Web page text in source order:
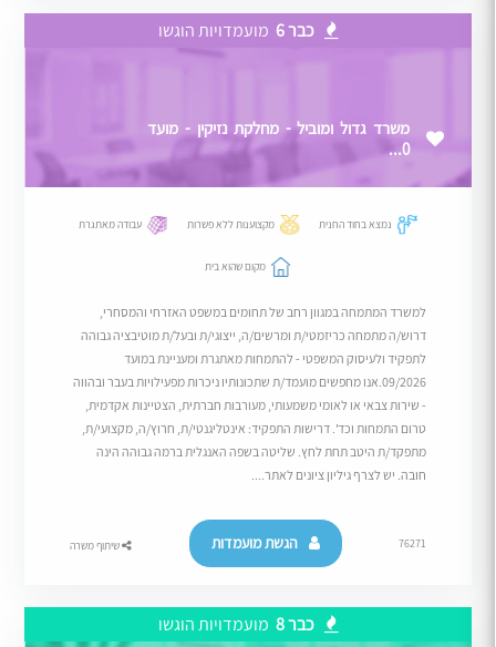
כבר 6 מועמדויות הוגשו
משרד גדול ומוביל - מחלקת נזיקין - מועד
0...
נמצא בחוד החנית מקצוענות ללא פשרות עבודה מאתגרת
מקום שהוא בית
למשרד המתמחה במגוון רחב של תחומים במשפט האזרחי והמסחרי,
דרוש/ה מתמחה כריזמטי/ת ומרשים/ה, ייצוגי/ת ובעל/ת מוטיבציה גבוהה
לתפקיד ולעיסוק המשפטי - להתמחות מאתגרת ומעניינת במועד
09/2026.אנו מחפשים מועמד/ת שתכונותיו ניכרות מפעילויות בעבר ובהווה
- שירות צבאי או לאומי משמעותי, מעורבות חברתית, הצטיינות אקדמית,
טרום התמחות וכד'. דרישות התפקיד: אינטליגנטי/ת, חרוץ/ה, מקצועי/ת,
מתפקד/ת היטב תחת לחץ. שליטה בשפה האנגלית ברמה גבוהה הינה
חובה. יש לצרף גיליון ציונים לאתר....
76271 הגשת מועמדות שיתוף משרה
כבר 8 מועמדויות הוגשו